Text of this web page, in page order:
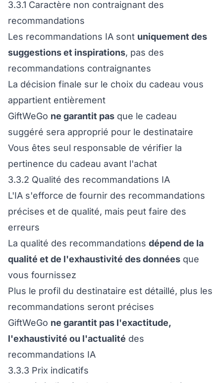
3.3.1 Caractère non contraignant des
recommandations
Les recommandations IA sont uniquement des
suggestions et inspirations, pas des
recommandations contraignantes
La décision finale sur le choix du cadeau vous
appartient entièrement
GiftWeGo ne garantit pas que le cadeau
suggéré sera approprié pour le destinataire
Vous êtes seul responsable de vérifier la
pertinence du cadeau avant l'achat
3.3.2 Qualité des recommandations IA
L'IA s'efforce de fournir des recommandations
précises et de qualité, mais peut faire des
erreurs
La qualité des recommandations dépend de la
qualité et de l'exhaustivité des données que
vous fournissez
Plus le profil du destinataire est détaillé, plus les
recommandations seront précises
GiftWeGo ne garantit pas l'exactitude,
l'exhaustivité ou l'actualité des
recommandations IA
3.3.3 Prix indicatifs